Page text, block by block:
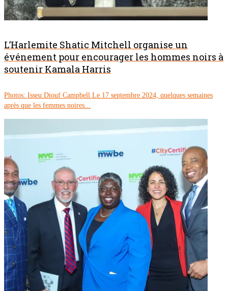
L’Harlemite Shatic Mitchell organise un
événement pour encourager les hommes noirs à
soutenir Kamala Harris
Photos: Isseu Diouf Campbell Le 17 septembre 2024, quelques semaines
après que les femmes noires...